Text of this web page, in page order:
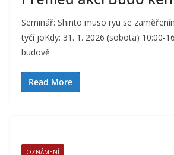
Seminář: Shintō musō ryū se
tyčí jōKdy: 31. 1. 2026 (sobota) 10:00-
budově
Read More
OZNÁMENÍ